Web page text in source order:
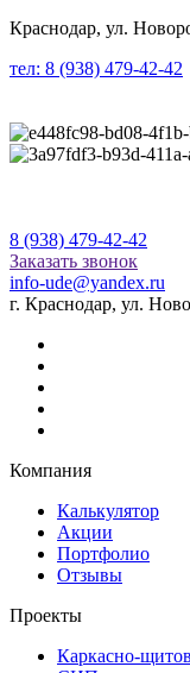
Краснодар, ул.
тел: 8 (938) 479-42-42
8 (938) 479-42-42
Заказать звонок
info-ude@yandex.ru
г. Краснодар, ул.
Компания
Калькулятор
Акции
Портфолио
Отзывы
Проекты
Каркасно-